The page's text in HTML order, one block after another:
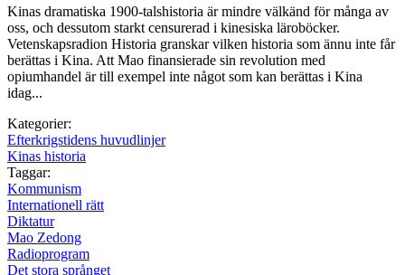
Kinas dramatiska 1900-talshistoria är mindre välkänd för många av
oss, och dessutom starkt censurerad i kinesiska läroböcker.
Vetenskapsradion Historia granskar vilken historia som ännu inte får
berättas i Kina. Att Mao finansierade sin revolution med
opiumhandel är till exempel inte något som kan berättas i Kina
idag...
Kategorier:
Efterkrigstidens huvudlinjer
Kinas historia
Taggar:
Kommunism
Internationell rätt
Diktatur
Mao Zedong
Radioprogram
Det stora språnget